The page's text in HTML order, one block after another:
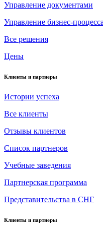
Управление документами
Управление бизнес-
Все решения
Цены
Клиенты и партнеры
Истории успеха
Все клиенты
Отзывы клиентов
Список партнеров
Учебные заведения
Партнерская программа
Представительства в СНГ
Клиенты и партнеры